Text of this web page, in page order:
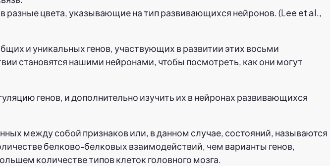
цвета, указывающие на тип развивающихся нейронов. (Lee et al.,
и уникальных генов, участвующих в развитии этих восьми
становятся нашими нейронами, чтобы посмотреть, как они могут
генов, и дополнительно изучить их в нейронах развивающихся
между собой признаков или, в данном случае, состояний, называются
белково-белковых взаимодействий, чем варианты генов,
количестве типов клеток головного мозга.